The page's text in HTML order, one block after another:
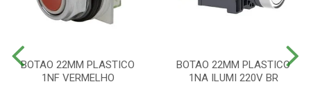
BOTAO 22MM PLASTICO
1NF VERMELHO
BOTAO 22MM PLASTICO
1NA ILUMI 220V BR